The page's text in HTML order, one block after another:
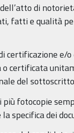
di
fatti e qualità
certificazione e/
certificata
del
fotocopie
specifica dei